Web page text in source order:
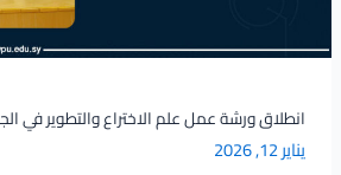
انطلاق ورشة عمل علم الاختراع والتطوير في
يناير 12, 2026
الخاصة